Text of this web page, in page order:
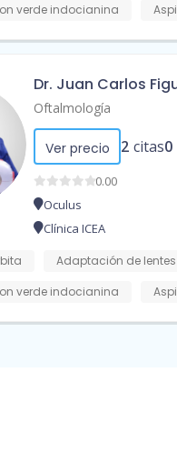
verde indocianina
Dr. Juan Carlos
Oftalmología
Ver precio 2 citas0
0.00
Oculus
Clínica ICEA
Adaptación de
verde indocianina